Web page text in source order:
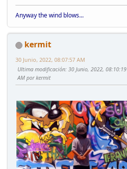
Anyway the wind blows...
kermit
30 Junio, 2022, 08:07:57 AM
Ultima modificación: 30 Junio, 2022, 08:10:19
AM por kermit